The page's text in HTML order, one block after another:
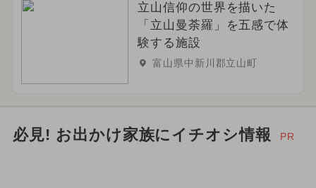
立山信仰の世界を描いた
「立山曼荼羅」を五感で体
験する施設
富山県中新川郡立山町
必見! お出かけ家族にイチオシ情報 PR